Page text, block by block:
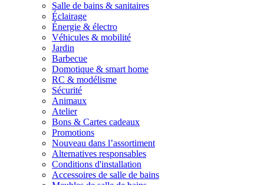
Salle de bains & sanitaires
Éclairage
Énergie & électro
Véhicules & mobilité
Jardin
Barbecue
Domotique & smart home
RC & modélisme
Sécurité
Animaux
Atelier
Bons & Cartes cadeaux
Promotions
Nouveau dans l’assortiment
Alternatives responsables
Conditions d'installation
Accessoires de salle de bains